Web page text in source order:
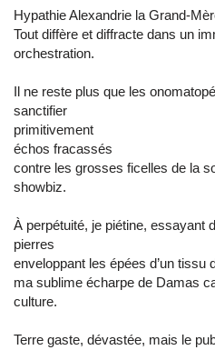
Hypathie Alexandrie la Grand-
Tout diffère et diffracte dans un
orchestration.
Il ne reste plus que les
sanctifier
primitivement
échos fracassés
contre les grosses ficelles de la
showbiz.
À perpétuité, je piétine, essayant
pierres
enveloppant les épées d’un tissu
ma sublime écharpe de Damas
culture.
Terre gaste, dévastée, mais le